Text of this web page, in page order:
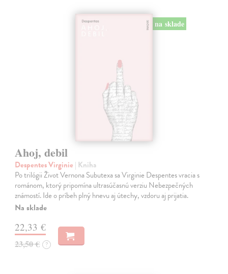
na sklade
Ahoj, debil
Despentes Virginie | Kniha
Po trilógii Život Vernona Subutexa sa Virginie Despentes vracia s
románom, ktorý pripomína ultrasúčasnú verziu Nebezpečných
známostí. Ide o príbeh plný hnevu aj útechy, vzdoru aj prijatia.
Na sklade
22,33 €
23,50 € ?